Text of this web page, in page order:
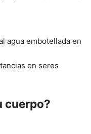
agua embotellada en
en seres
cuerpo?